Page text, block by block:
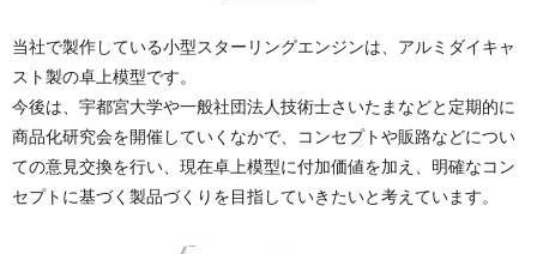
当社で製作している小型スターリングエンジンは、アルミダイキャ
スト製の卓上模型です。
今後は、宇都宮大学や一般社団法人技術士さいたまなどと定期的に
商品化研究会を開催していくなかで、コンセプトや販路などについ
ての意見交換を行い、現在卓上模型に付加価値を加え、明確なコン
セプトに基づく製品づくりを目指していきたいと考えています。